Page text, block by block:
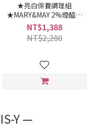
★亮白保養調理組
★MARY&MAY 2%煙醯胺
+93%木瓜精華 30ml+亮白
修護眼霜30g+煙醯胺+維生
素C亮白面膜(盒裝30片)
NT$1,388
NT$2,280
Y —